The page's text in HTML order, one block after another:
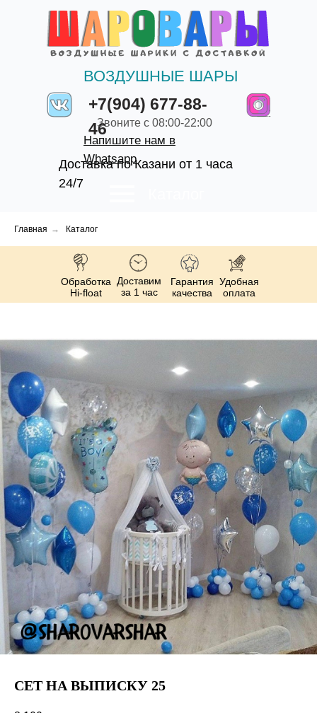
+7(904) 677-88-
46
ВОЗДУШНЫЕ ШАРЫ
Доставка по Казани от 1 часа
24/7
Звоните с 08:00-22:00
Напишите нам в
Whatsapp
Главная → Каталог
Обработка
Hi-float
Доставим
за 1 час
Гарантия
качества
Удобная
оплата
СЕТ НА ВЫПИСКУ 25